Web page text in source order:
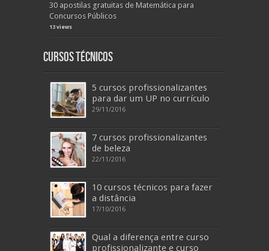
30 apostilas gratuitas de Matemática para
Concursos Públicos
13 views
Cursos Técnicos
5 cursos profissionalizantes
para dar um UP no currículo
29/11/2016
7 cursos profissionalizantes
de beleza
22/11/2016
10 cursos técnicos para fazer
a distância
17/10/2016
Qual a diferença entre curso
profissionalizante e curso